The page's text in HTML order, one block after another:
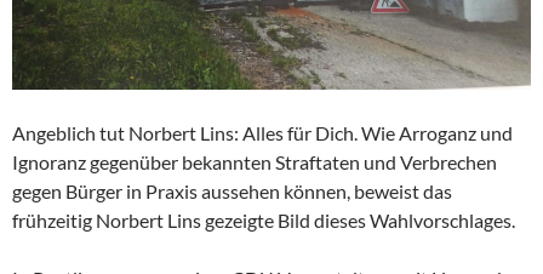
Angeblich tut Norbert Lins: Alles für Dich. Wie Arroganz und
Ignoranz gegenüber bekannten Straftaten und Verbrechen
gegen Bürger in Praxis aussehen können, beweist das
frühzeitig Norbert Lins gezeigte Bild dieses Wahlvorschlages.